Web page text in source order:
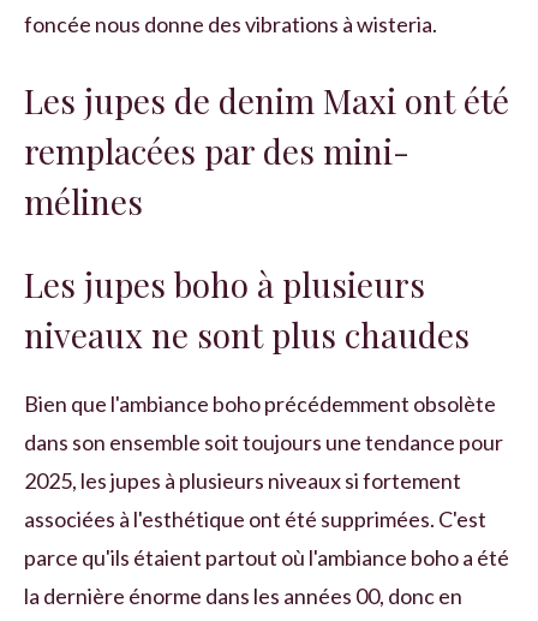
foncée nous donne des vibrations à wisteria.
Les jupes de denim Maxi ont été
remplacées par des mini-
mélines
Les jupes boho à plusieurs
niveaux ne sont plus chaudes
Bien que l'ambiance boho précédemment obsolète
dans son ensemble soit toujours une tendance pour
2025, les jupes à plusieurs niveaux si fortement
associées à l'esthétique ont été supprimées. C'est
parce qu'ils étaient partout où l'ambiance boho a été
la dernière énorme dans les années 00, donc en